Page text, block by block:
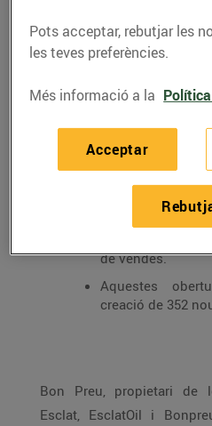
Bon Preu obre en els
establiments i tancarà l’any amb una inversió de 150
Durant els
desembre de
seguit
territori amb l’obertura de
de vendes.
Aquestes
creació de 352
Bon Preu, propietari de les
Esclat, EsclatOil i
Pots acceptar, rebutjar les
les teves preferències.
Més informació a la
Acceptar